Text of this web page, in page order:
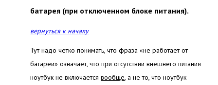
батарея (при отключенном блоке питания).
вернуться к началу
Тут надо четко понимать, что фраза «не работает от
батареи» означает, что при отсутствии внешнего питания
ноутбук не включаетсявообще, а не то, что ноутбук